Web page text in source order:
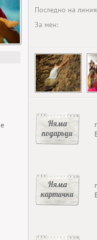
Последно на
За мен:
Няма
подаръци
Няма
картички